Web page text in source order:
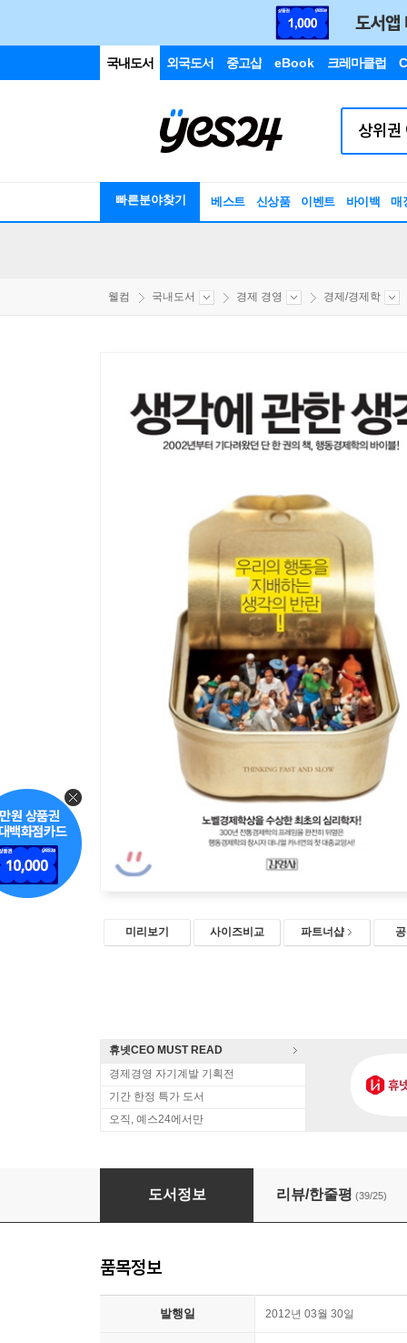
국내도서 외국도서 중고샵 eBook 크레마클럽
빠른분야찾기 베스트 신상품 이벤트 바이백 매
웰컴 국내도서 경제 경영 경제/경제학
미리보기 사이즈비교 파트너샵
휴넷CEO MUST READ
경제경영 자기계발 기획전
기간 한정 특가 도서
오직, 예스24에서만
생각에 관한 생각
도서정보 리뷰/한줄평 (39/25)
품목정보
발행일 2012년 03월 30일